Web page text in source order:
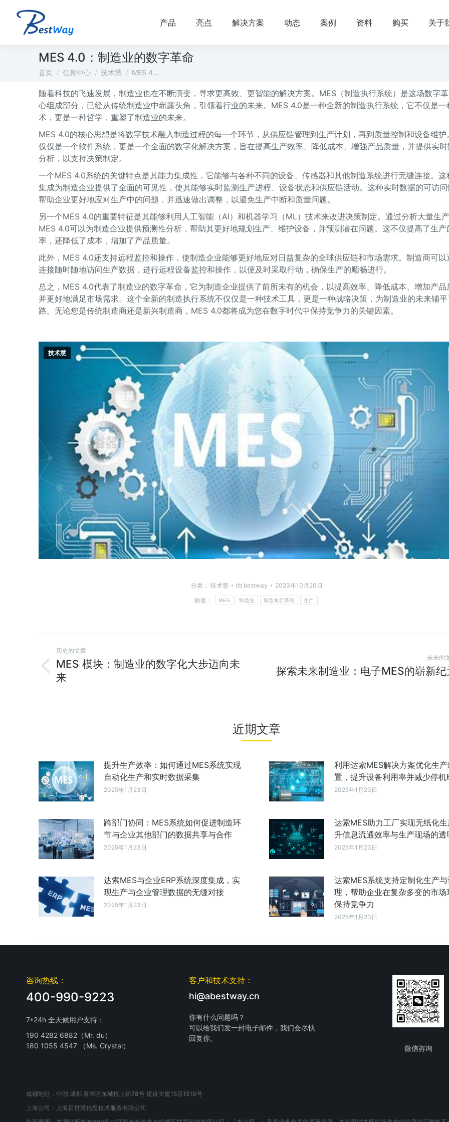
产品 亮点 解决方案 动态 案例 资料 购买 关于
MES 4.0：制造业的数字革命
您在这里：
首页 信息中心 技术慧 MES 4…
随着科技的飞速发展，制造业也在不断演变，寻求更高效、更智能的解决方案。MES（制造执行系统）是这场数字
心组成部分，已经从传统制造业中崭露头角，引领着行业的未来。MES 4.0是一种全新的制造执行系统，它不仅是一
术，更是一种哲学，重塑了制造业的未来。
MES 4.0的核心思想是将数字技术融入制造过程的每一个环节，从供应链管理到生产计划，再到质量控制和设备维护
仅仅是一个软件系统，更是一个全面的数字化解决方案，旨在提高生产效率、降低成本、增强产品质量，并提供实
分析，以支持决策制定。
一个MES 4.0系统的关键特点是其能力集成性，它能够与各种不同的设备、传感器和其他制造系统进行无缝连接。这
集成为制造企业提供了全面的可见性，使其能够实时监测生产进程、设备状态和供应链活动。这种实时数据的可访
帮助企业更好地应对生产中的问题，并迅速做出调整，以避免生产中断和质量问题。
另一个MES 4.0的重要特征是其能够利用人工智能（AI）和机器学习（ML）技术来改进决策制定。通过分析大量生
MES 4.0可以为制造企业提供预测性分析，帮助其更好地规划生产、维护设备，并预测潜在问题。这不仅提高了生产
率，还降低了成本，增加了产品质量。
此外，MES 4.0还支持远程监控和操作，使制造企业能够更好地应对日益复杂的全球供应链和市场需求。制造商可以
连接随时随地访问生产数据，进行远程设备监控和操作，以便及时采取行动，确保生产的顺畅进行。
总之，MES 4.0代表了制造业的数字革命，它为制造企业提供了前所未有的机会，以提高效率、降低成本、增加产品
并更好地满足市场需求。这个全新的制造执行系统不仅仅是一种技术工具，更是一种战略决策，为制造业的未来铺
路。无论您是传统制造商还是新兴制造商，MES 4.0都将成为您在数字时代中保持竞争力的关键因素。
技术慧
分类： 技术慧 由 bestway
2023年10月20日
标签：
MES 制造业 制造执行系统 生产
历史的文章
MES 模块：制造业的数字化大步迈向未
来
未来的
探索未来制造业：电子MES的崭新纪
近期文章
提升生产效率：如何通过MES系统实现
自动化生产和实时数据采集
2025年1月23日
利用达索MES解决方案优化生
置，提升设备利用率并减少停机
2025年1月23日
跨部门协同：MES系统如何促进制造环
节与企业其他部门的数据共享与合作
2025年1月23日
达索MES助力工厂实现无纸化
升信息流通效率与生产现场的透
2025年1月23日
达索MES与企业ERP系统深度集成，实
现生产与企业管理数据的无缝对接
2025年1月23日
达索MES系统支持定制化生产
理，帮助企业在复杂多变的市场
保持竞争力
2025年1月23日
咨询热线：
400-990-9223
7*24h 全天候用户支持：
190 4282 6882（Mr. du）
180 1055 4547 （Ms. Crystal）
客户和技术支持：
hi@abestway.cn
你有什么问题吗？
可以给我们发一封电子邮件，我们会尽快
回复你。
微信咨询
成都地址：中国 成都 青羊区东城根上街78号 建设大厦15层1510号
上海公司：上海百世慧信息技术服务有限公司